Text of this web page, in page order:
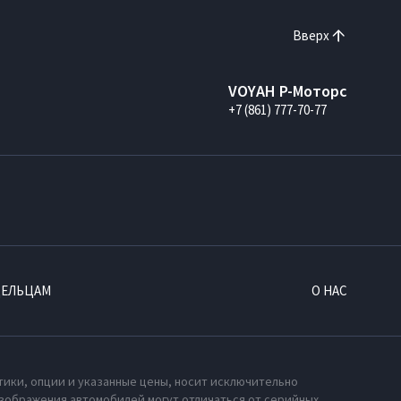
Вверх
VOYAH Р-Моторс
+7 (861) 777-70-77
О НАС
опции и указанные цены, носит исключительно